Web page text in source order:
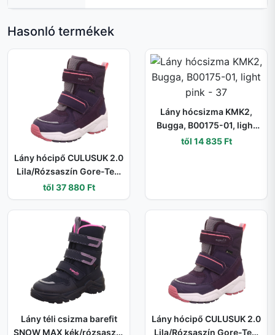
Hasonló termékek
Lány hócipő CULUSUK 2.0
Lila/Rózsaszín Gore-Tex,
Superfit , 1-009173-8500
- 33
től 37 880 Ft
Lány hócsizma KMK2,
Bugga, B00175-01, light
pink - 37
től 14 835 Ft
Lány téli csizma barefit
SNOW MAX kék/rózsaszín
Lány hócipő CULUSUK 2.0
Lila/Rózsaszín Gore-Tex,